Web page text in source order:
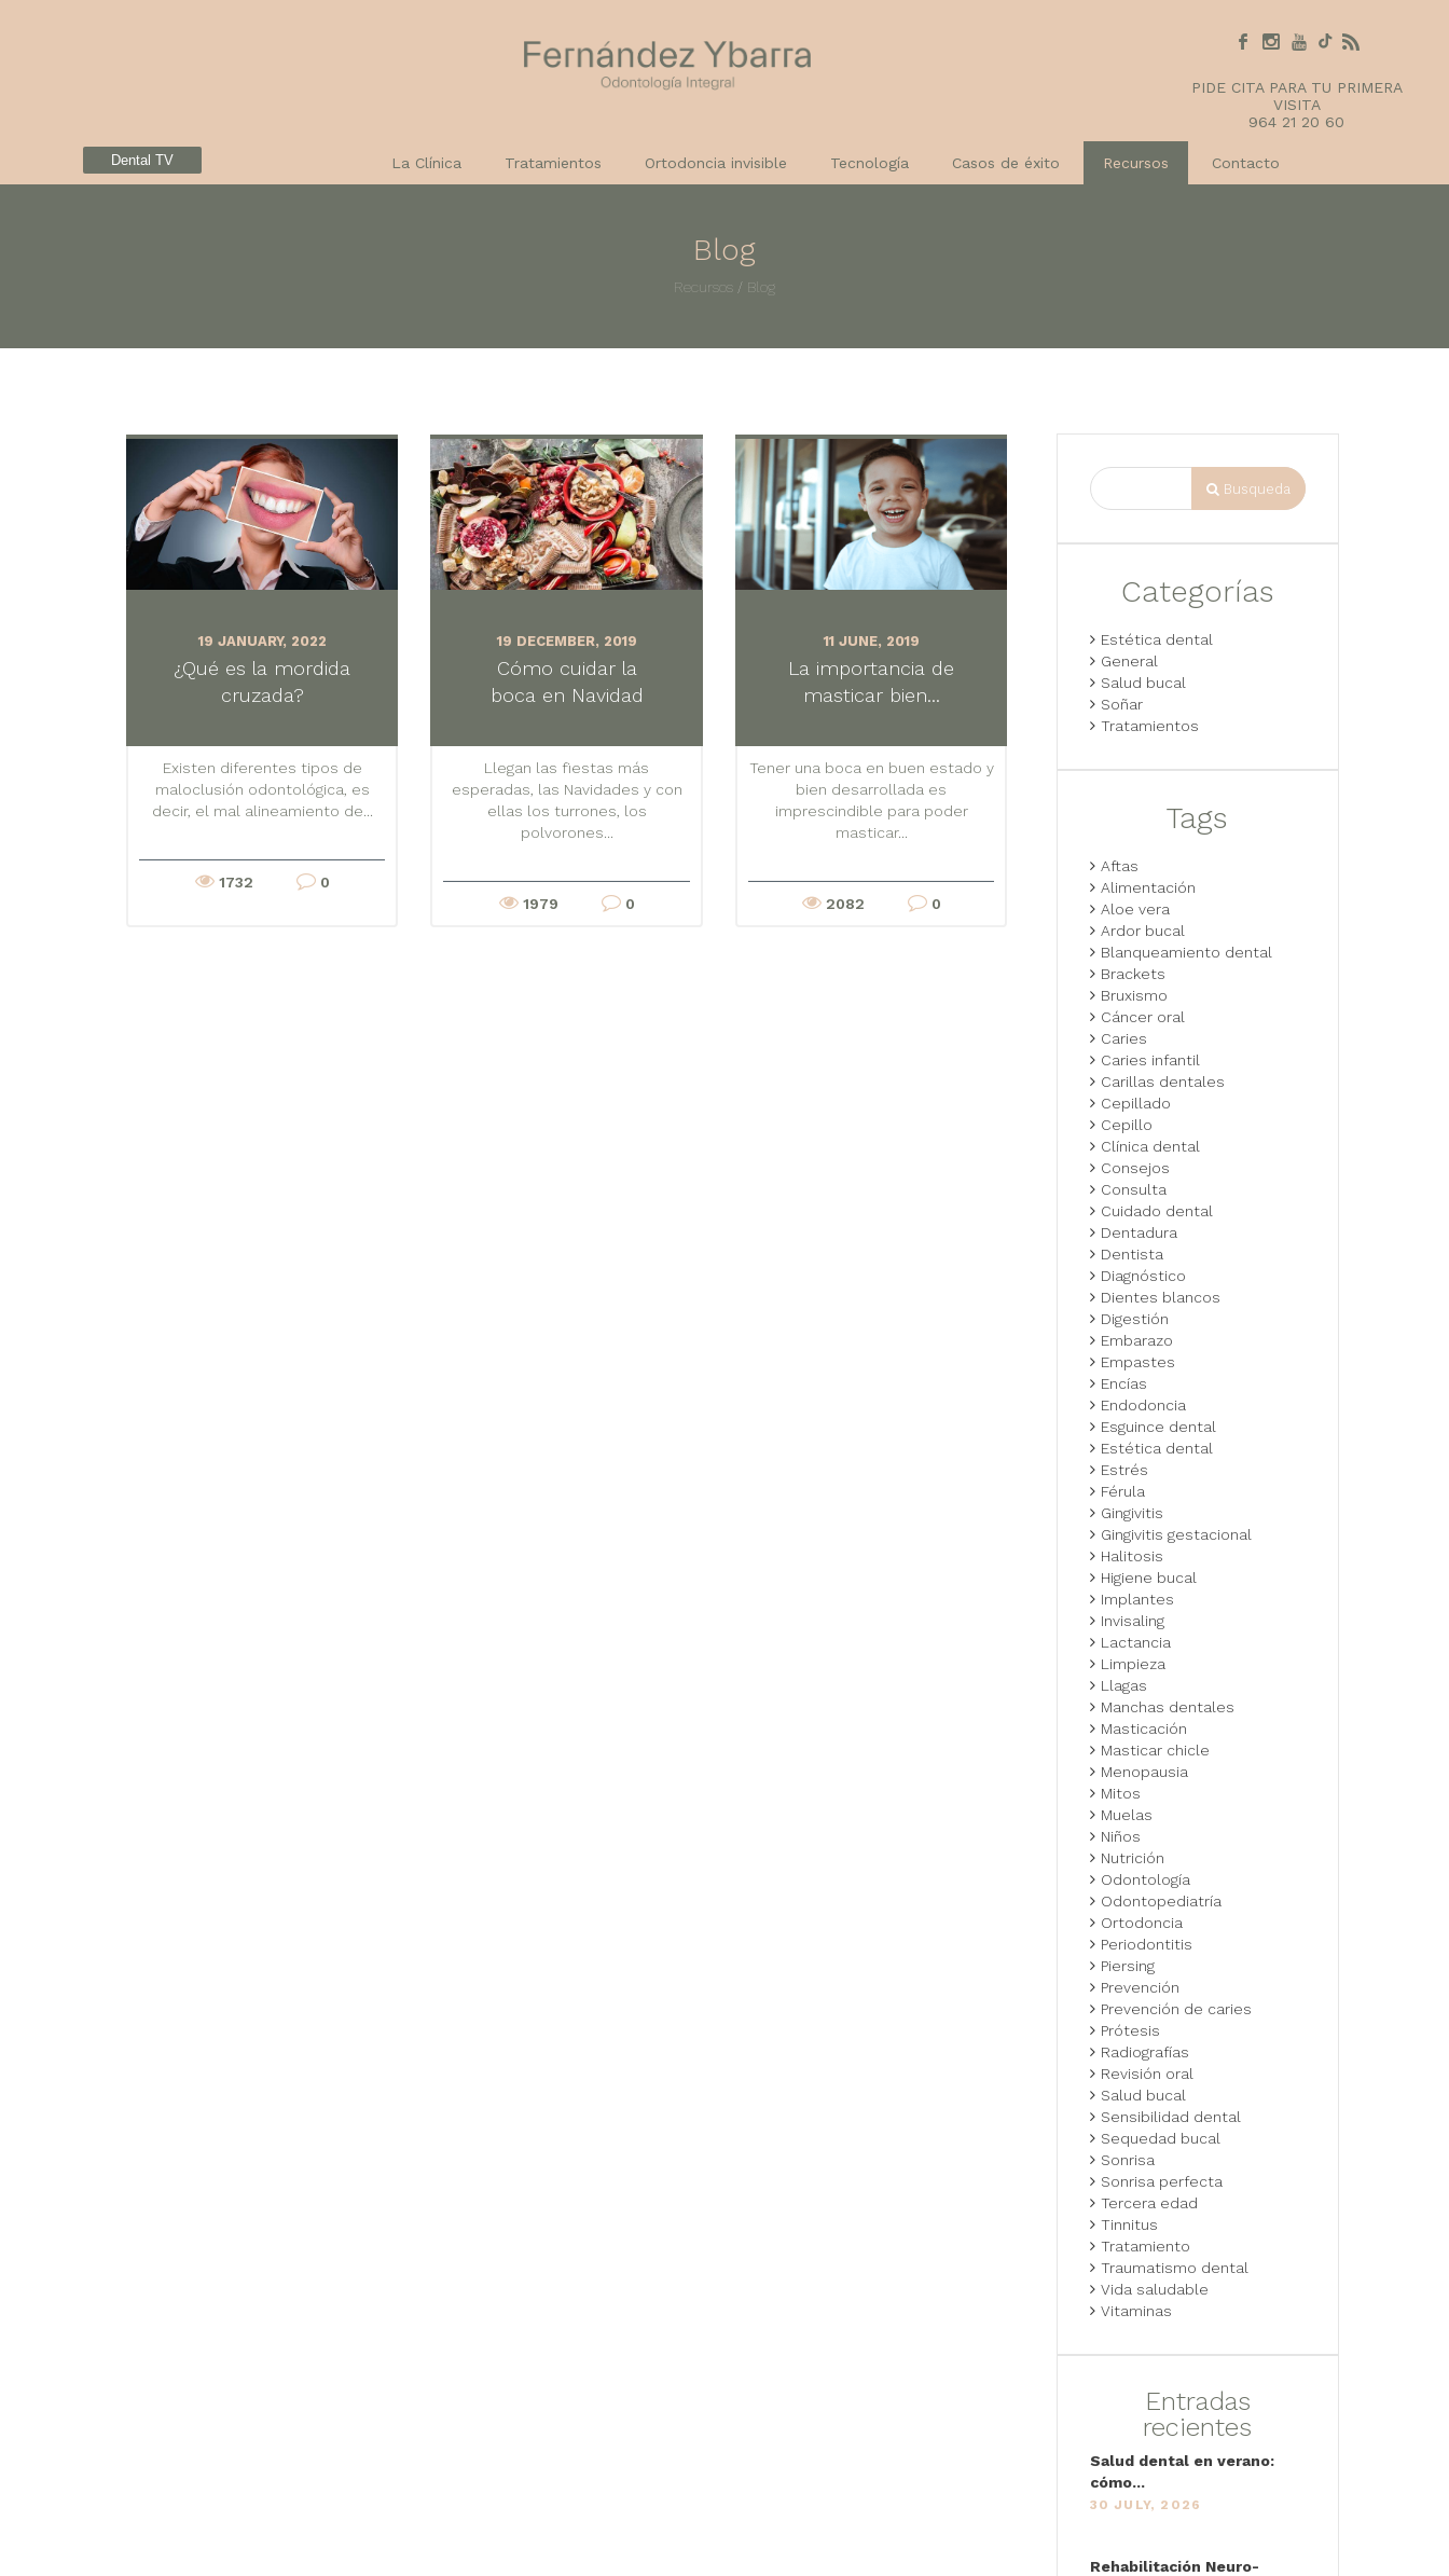
PIDE CITA PARA TU PRIMERA
VISITA
964 21 20 60
Dental TV La Clínica Tratamientos Ortodoncia invisible Tecnología Casos de éxito Recursos Contacto
Blog
Recursos / Blog
19 JANUARY, 2022
¿Qué es la mordida
cruzada?
Existen diferentes tipos de
maloclusión odontológica, es
decir, el mal alineamiento de...
1732 0
19 DECEMBER, 2019
Cómo cuidar la
boca en Navidad
Llegan las fiestas más
esperadas, las Navidades y con
ellas los turrones, los
polvorones...
1979 0
11 JUNE, 2019
La importancia de
masticar bien...
Tener una boca en buen estado y
bien desarrollada es
imprescindible para poder
masticar...
2082 0
Busqueda
Categorías
Estética dental
General
Salud bucal
Soñar
Tratamientos
Tags
Aftas
Alimentación
Aloe vera
Ardor bucal
Blanqueamiento dental
Brackets
Bruxismo
Cáncer oral
Caries
Caries infantil
Carillas dentales
Cepillado
Cepillo
Clínica dental
Consejos
Consulta
Cuidado dental
Dentadura
Dentista
Diagnóstico
Dientes blancos
Digestión
Embarazo
Empastes
Encías
Endodoncia
Esguince dental
Estética dental
Estrés
Férula
Gingivitis
Gingivitis gestacional
Halitosis
Higiene bucal
Implantes
Invisaling
Lactancia
Limpieza
Llagas
Manchas dentales
Masticación
Masticar chicle
Menopausia
Mitos
Muelas
Niños
Nutrición
Odontología
Odontopediatría
Ortodoncia
Periodontitis
Piersing
Prevención
Prevención de caries
Prótesis
Radiografías
Revisión oral
Salud bucal
Sensibilidad dental
Sequedad bucal
Sonrisa
Sonrisa perfecta
Tercera edad
Tinnitus
Tratamiento
Traumatismo dental
Vida saludable
Vitaminas
Entradas
recientes
Salud dental en verano:
cómo...
30 JULY, 2026
Rehabilitación Neuro-